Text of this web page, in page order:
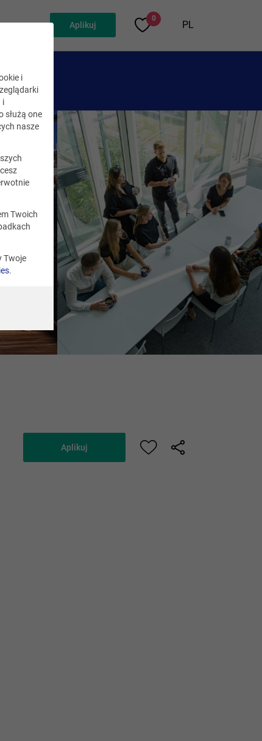
Aplikuj
0
PL
Aplikuj
i
i
służą one
nasze
Twoich
Twoje
.